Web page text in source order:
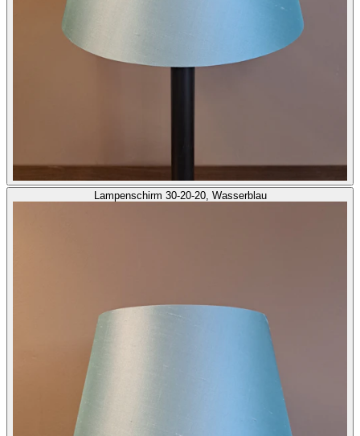
Lampenschirm 30-20-20, Wasserblau